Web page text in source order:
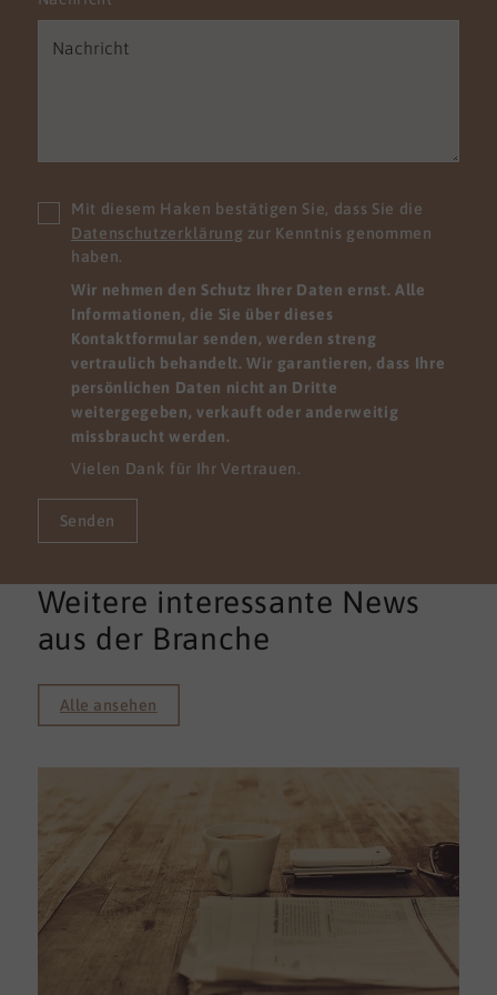
Mit diesem Haken bestätigen Sie, dass Sie die
Datenschutzerklärung zur Kenntnis genommen
haben.
Wir nehmen den Schutz Ihrer Daten ernst. Alle
Informationen, die Sie über dieses
Kontaktformular senden, werden streng
vertraulich behandelt. Wir garantieren, dass Ihre
persönlichen Daten nicht an Dritte
weitergegeben, verkauft oder anderweitig
missbraucht werden.
Vielen Dank für Ihr Vertrauen.
Senden
Weitere interessante News
aus der Branche
Alle ansehen